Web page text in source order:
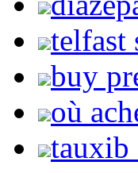
telfast
buy
où
tauxib